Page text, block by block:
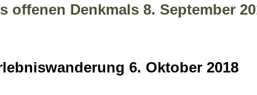
offenen Denkmals 8. September
6. Oktober 2018